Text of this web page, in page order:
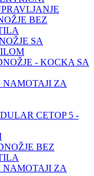
BEZ
SA
- KOCKA SA
ZA
CETOP 5 -
BEZ
ZA